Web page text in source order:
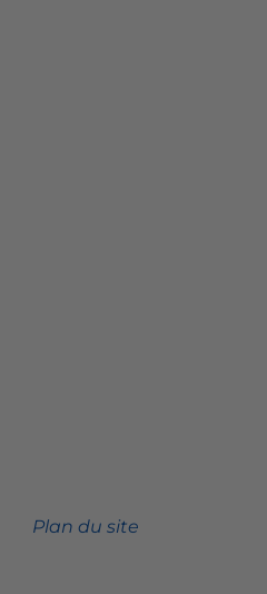
Plan du site